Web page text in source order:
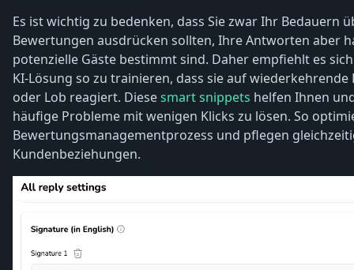
Es ist wichtig zu bedenken, dass Sie zwar Ihr Bedauern
Bewertungen ausdrücken sollten, Ihre Antworten aber
potenzielle Gäste bestimmt sind. Daher empfiehlt es
KI-Lösung so zu trainieren, dass sie auf wiederkehrende
oder Lob reagiert. Diesesmart snippets ​​helfen Ihnen
häufige Probleme mit wenigen Klicks zu lösen. So
Bewertungsmanagementprozess und pflegen
Kundenbeziehungen.